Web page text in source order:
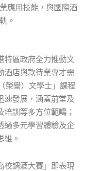
應用技能，與國際酒
。
特區政府全力推動文
酒店與款待業專才需
榮譽）文學士」課程
速發展，涵蓋前堂及
訓等多方位範疇；
過多元學習體驗及企
維。
校調酒大賽」即表現